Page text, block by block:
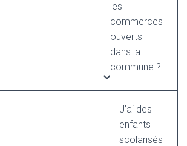
les
commerces
ouverts
dans la
commune ?
J’ai des
enfants
scolarisés